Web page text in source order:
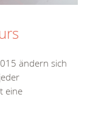
ändern sich
eine